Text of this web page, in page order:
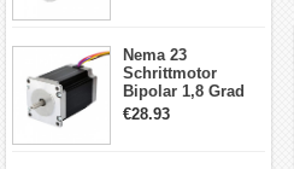
Nema 23
Schrittmotor
Bipolar 1,8 Grad
2,83Nm 4 A 2,26V
€28.93